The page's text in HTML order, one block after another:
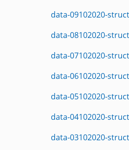
data-09102020-
data-08102020-
data-07102020-
data-06102020-
data-05102020-
data-04102020-
data-03102020-